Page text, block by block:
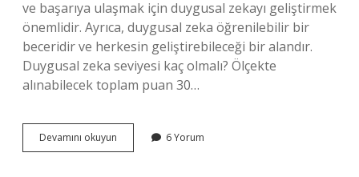
ve başarıya ulaşmak için duygusal zekayı geliştirmek
önemlidir. Ayrıca, duygusal zeka öğrenilebilir bir
beceridir ve herkesin geliştirebileceği bir alandır.
Duygusal zeka seviyesi kaç olmalı? Ölçekte
alınabilecek toplam puan 30…
Devamını okuyun Duygusal
Zeka
6 Yorum